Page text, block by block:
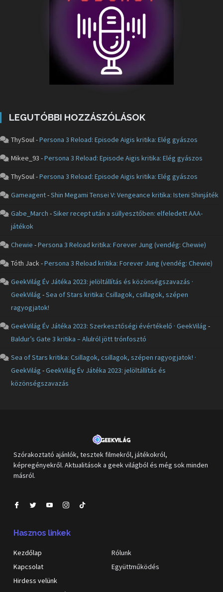
LEGUTÓBBI HOZZÁSZÓLÁSOK
ThySoul-Persona 3 Reload: Episode Aigis kritika: Elég gyászos
Mikee_93 -Persona 3 Reload: Episode Aigis kritika: Elég gyászos
ThySoul-Persona 3 Reload: Episode Aigis kritika: Elég gyászos
Gameagent-Shin Megami Tensei V: Vengeance kritika: Isteni Shinjáték
Gabe_March -Siker recept után a süllyesztőben: elfeledett AAA-
játékok
Chewie -Persona 3 Reload kritika: Forever Jung (vendég: Chewie)
Tóth Jack-Persona 3 Reload kritika: Forever Jung (vendég: Chewie)
GeekVilág Év Játéka 2023: jelöltállítás és közönségszavazás ·
GeekVilág -Sea of Stars kritika: Csillagok, csillagok, szépen
ragyogjatok!
GeekVilág Év Játéka 2023: Szerkesztőségi évértékelő · GeekVilág -
Baldur’s Gate 3 kritika – Alulról jött trónfosztó
Sea of Stars kritika: Csillagok, csillagok, szépen ragyogjatok! ·
GeekVilág -GeekVilág Év Játéka 2023: jelöltállítás és
közönségszavazás
Szórakoztató ajánlók, tesztek filmekről, játékokról,
képregényekről. Aktualitások a geek világból és még sok minden
másról.
Hasznos linkek
Kezdőlap
Kapcsolat
Hirdess velünk
Rólunk
Együttműködés